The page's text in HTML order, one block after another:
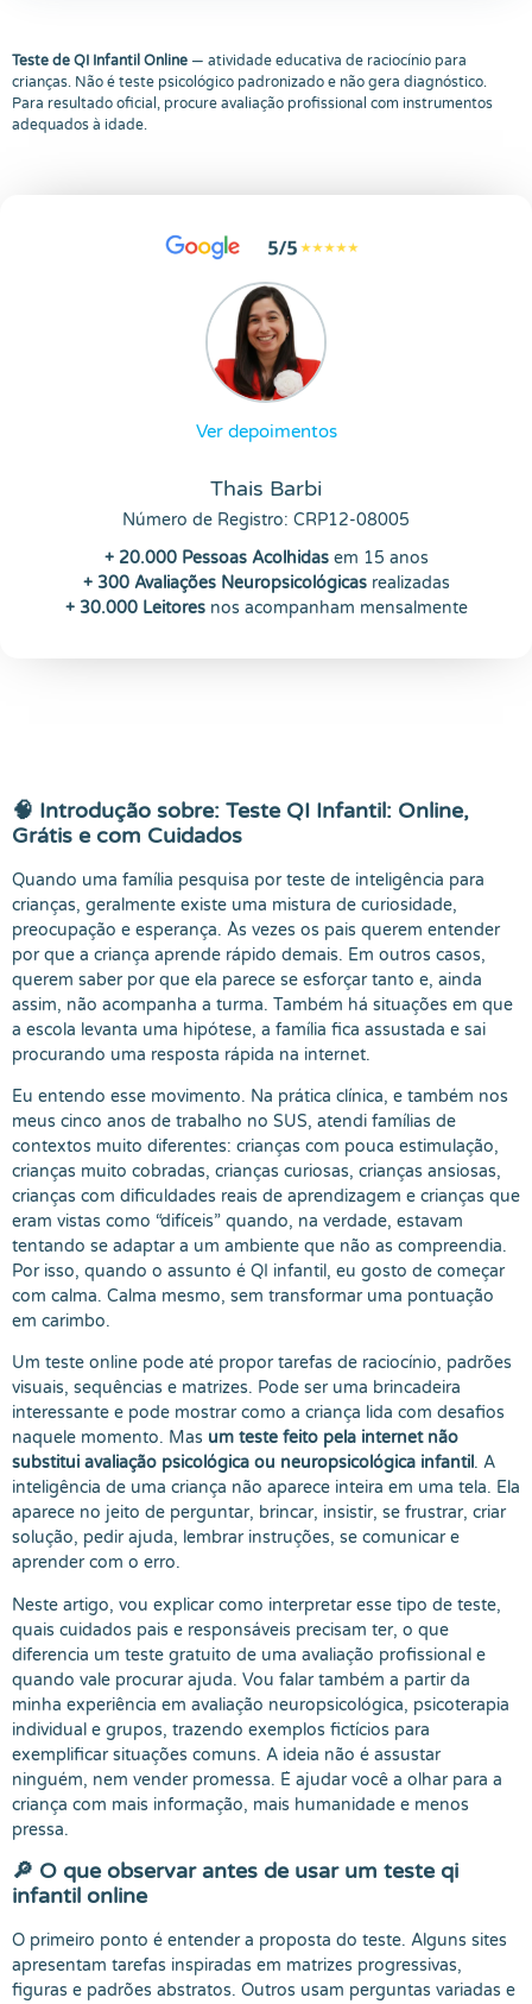
Teste de QI Infantil Online — atividade educativa de raciocínio para
crianças. Não é teste psicológico padronizado e não gera diagnóstico.
Para resultado oficial, procure avaliação profissional com instrumentos
adequados à idade.
Ver depoimentos
Thais Barbi
Número de Registro: CRP12-08005
+ 20.000 Pessoas Acolhidas em 15 anos
+ 300 Avaliações Neuropsicológicasrealizadas
+ 30.000 Leitoresnos acompanham mensalmente
🧠 Introdução sobre: Teste QI Infantil: Online,
Grátis e com Cuidados
Quando uma família pesquisa por teste de inteligência para
crianças, geralmente existe uma mistura de curiosidade,
preocupação e esperança. Às vezes os pais querem entender
por que a criança aprende rápido demais. Em outros casos,
querem saber por que ela parece se esforçar tanto e, ainda
assim, não acompanha a turma. Também há situações em que
a escola levanta uma hipótese, a família fica assustada e sai
procurando uma resposta rápida na internet.
Eu entendo esse movimento. Na prática clínica, e também nos
meus cinco anos de trabalho no SUS, atendi famílias de
contextos muito diferentes: crianças com pouca estimulação,
crianças muito cobradas, crianças curiosas, crianças ansiosas,
crianças com dificuldades reais de aprendizagem e crianças que
eram vistas como “difíceis” quando, na verdade, estavam
tentando se adaptar a um ambiente que não as compreendia.
Por isso, quando o assunto é QI infantil, eu gosto de começar
com calma. Calma mesmo, sem transformar uma pontuação
em carimbo.
Um teste online pode até propor tarefas de raciocínio, padrões
visuais, sequências e matrizes. Pode ser uma brincadeira
interessante e pode mostrar como a criança lida com desafios
naquele momento. Mas um teste feito pela internet não
substitui avaliação psicológica ou neuropsicológica infantil. A
inteligência de uma criança não aparece inteira em uma tela. Ela
aparece no jeito de perguntar, brincar, insistir, se frustrar, criar
solução, pedir ajuda, lembrar instruções, se comunicar e
aprender com o erro.
Neste artigo, vou explicar como interpretar esse tipo de teste,
quais cuidados pais e responsáveis precisam ter, o que
diferencia um teste gratuito de uma avaliação profissional e
quando vale procurar ajuda. Vou falar também a partir da
minha experiência em avaliação neuropsicológica, psicoterapia
individual e grupos, trazendo exemplos fictícios para
exemplificar situações comuns. A ideia não é assustar
ninguém, nem vender promessa. É ajudar você a olhar para a
criança com mais informação, mais humanidade e menos
pressa.
🔎 O que observar antes de usar um teste qi
infantil online
O primeiro ponto é entender a proposta do teste. Alguns sites
apresentam tarefas inspiradas em matrizes progressivas,
figuras e padrões abstratos. Outros usam perguntas variadas e